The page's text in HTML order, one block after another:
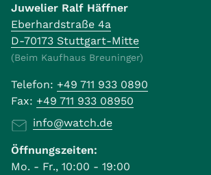
Juwelier Ralf Häffner
Eberhardstraße 4a
D-70173 Stuttgart-Mitte
(Beim Kaufhaus Breuninger)
Telefon: +49 711 933 0890
Fax: +49 711 933 08950
info@watch.de
Öffnungszeiten:
Mo. - Fr., 10:00 - 19:00